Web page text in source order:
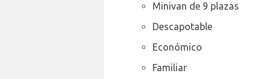
Minivan de 9 plazas
Descapotable
Económico
Familiar